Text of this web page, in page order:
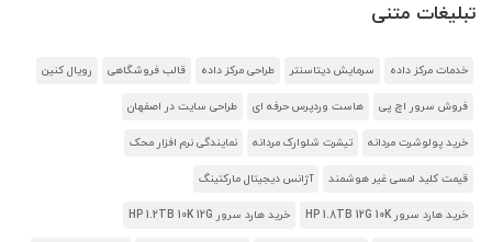
تبلیغات متنی
خدمات مرکز داده سرمایش دیتاسنتر طراحی مرکز داده قالب فروشگاهی رویال کنین
فروش سرور اچ پی هاست وردپرس حرفه ای طراحی سایت در اصفهان
خرید پولوشرت مردانه تیشرت شلوارک مردانه نمایندگی نرم افزار محک
قیمت کلید لمسی غیر هوشمند آژانس دیجیتال مارکتینگ
خرید هارد سرور HP 1.8TB 12G 10K خرید هارد سرور HP 1.2TB 10K 12G